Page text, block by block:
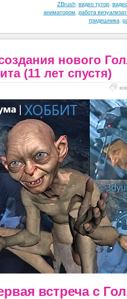
ZBrush видео тутор
аниматором работа
тридешника
нового
(11 лет спустя)
встреча с